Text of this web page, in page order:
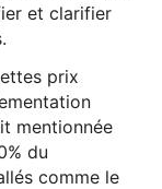
et clarifier
prix
mentionnée
du
comme le